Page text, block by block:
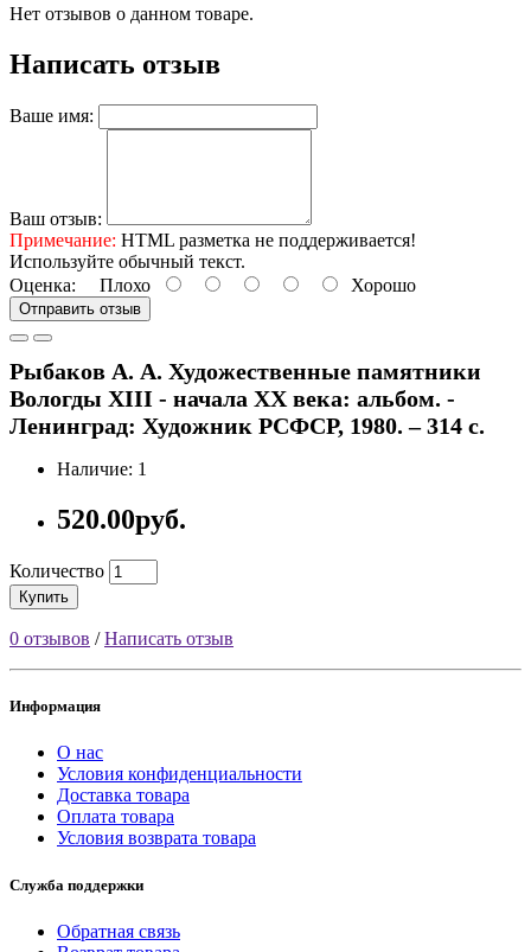
Нет отзывов о данном товаре.
Написать отзыв
Ваше имя:
Ваш отзыв:
Примечание: HTML разметка не поддерживается!
Используйте обычный текст.
Оценка: Плохо Хорошо
Отправить отзыв
Рыбаков А. А. Художественные памятники
Вологды XIII - начала XX века: альбом. -
Ленинград: Художник РСФСР, 1980. – 314 с.
Наличие: 1
520.00руб.
Количество
Купить
0 отзывов /Написать отзыв
Информация
О нас
Условия конфиденциальности
Доставка товара
Оплата товара
Условия возврата товара
Служба поддержки
Обратная связь